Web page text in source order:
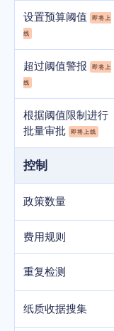
设置预算阈值 即将上
线
超过阈值警报 即将上
线
根据阈值限制进行
批量审批
即将上线
控制
政策数量
费用规则
重复检测
纸质收据搜集